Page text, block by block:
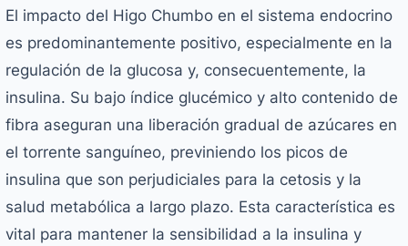
El impacto del Higo Chumbo en el sistema endocrino
es predominantemente positivo, especialmente en la
regulación de la glucosa y, consecuentemente, la
insulina. Su bajo índice glucémico y alto contenido de
fibra aseguran una liberación gradual de azúcares en
el torrente sanguíneo, previniendo los picos de
insulina que son perjudiciales para la cetosis y la
salud metabólica a largo plazo. Esta característica es
vital para mantener la sensibilidad a la insulina y